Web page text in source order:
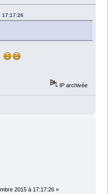
17:17:26
IP archivée
2015 à 17:17:26 »